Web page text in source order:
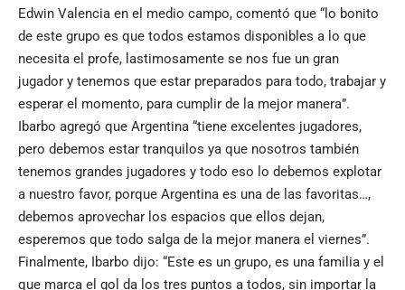
Edwin Valencia en el medio campo, comentó que “lo bonito
de este grupo es que todos estamos disponibles a lo que
necesita el profe, lastimosamente se nos fue un gran
jugador y tenemos que estar preparados para todo, trabajar y
esperar el momento, para cumplir de la mejor manera”.
Ibarbo agregó que Argentina “tiene excelentes jugadores,
pero debemos estar tranquilos ya que nosotros también
tenemos grandes jugadores y todo eso lo debemos explotar
a nuestro favor, porque Argentina es una de las favoritas…,
debemos aprovechar los espacios que ellos dejan,
esperemos que todo salga de la mejor manera el viernes”.
Finalmente, Ibarbo dijo: “Este es un grupo, es una familia y el
que marca el gol da los tres puntos a todos, sin importar la